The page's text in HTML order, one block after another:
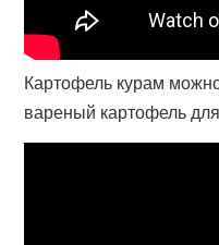
Картофель курам
вареный картофель